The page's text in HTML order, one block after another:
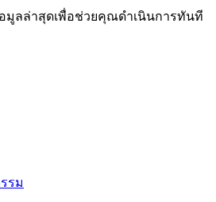
มูลล่าสุดเพื่อช่วยคุณดำเนินการทันที
รม